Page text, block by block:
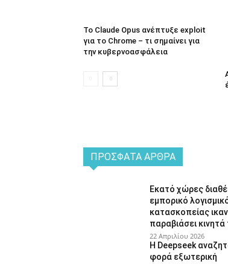
Το Claude Opus ανέπτυξε exploit
για το Chrome – τι σημαίνει για
την κυβερνοασφάλεια
ΠΡΌΣΦΑΤΑ ΆΡΘΡΑ
Εκατό χώρες
εμπορικό
κατασκοπείας
παραβιάσει
22 Απριλίου 2026
Η Deepseek
φορά εξωτερική